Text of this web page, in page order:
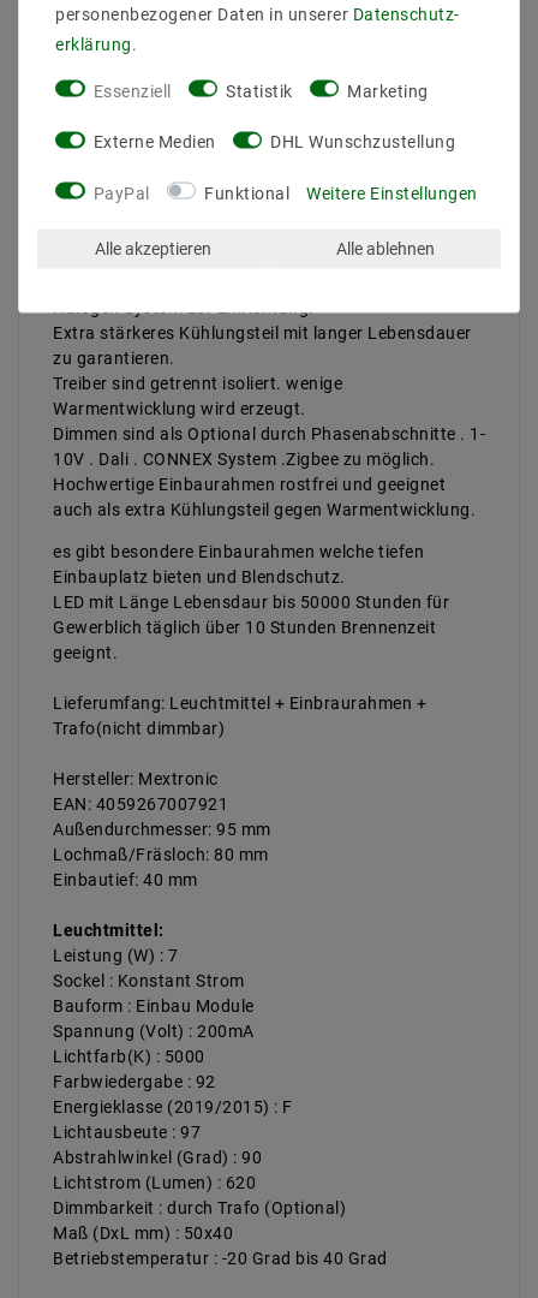
Weitere Details
Informationen zur Produktsicherheit
Ideal und kompakt für gewerbliche Anwendung zB:
Halogen System zur Einrichtung.
Extra stärkeres Kühlungsteil mit langer Lebensdauer
zu garantieren.
Treiber sind getrennt isoliert. wenige
Warmentwicklung wird erzeugt.
Dimmen sind als Optional durch Phasenabschnitte . 1-
10V . Dali . CONNEX System .Zigbee zu möglich.
Hochwertige Einbaurahmen rostfrei und geeignet
auch als extra Kühlungsteil gegen Warmentwicklung.
es gibt besondere Einbaurahmen welche tiefen
Einbauplatz bieten und Blendschutz.
LED mit Länge Lebensdaur bis 50000 Stunden für
Gewerblich täglich über 10 Stunden Brennenzeit
geeignt.
Lieferumfang: Leuchtmittel + Einbraurahmen +
Trafo(nicht dimmbar)
Hersteller: Mextronic
EAN: 4059267007921
Außendurchmesser: 95 mm
Lochmaß/Fräsloch: 80 mm
Einbautief: 40 mm
Leuchtmittel:
Leistung (W) : 7
Sockel : Konstant Strom
Bauform : Einbau Module
Spannung (Volt) : 200mA
Lichtfarb(K) : 5000
Farbwiedergabe : 92
Energieklasse (2019/2015) : F
Lichtausbeute : 97
Abstrahlwinkel (Grad) : 90
Lichtstrom (Lumen) : 620
Dimmbarkeit : durch Trafo (Optional)
Maß (DxL mm) : 50x40
Betriebstemperatur : -20 Grad bis 40 Grad
personenbezogener Daten in unserer Daten­schutz­
erklärung
Essenziell Statistik Marketing
Externe Medien DHL Wunschzustellung
PayPal Funktional Weitere Einstellungen
Alle akzeptieren Alle ablehnen